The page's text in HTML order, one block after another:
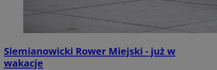
Siemianowicki Rower Miejski - już w
wakacje